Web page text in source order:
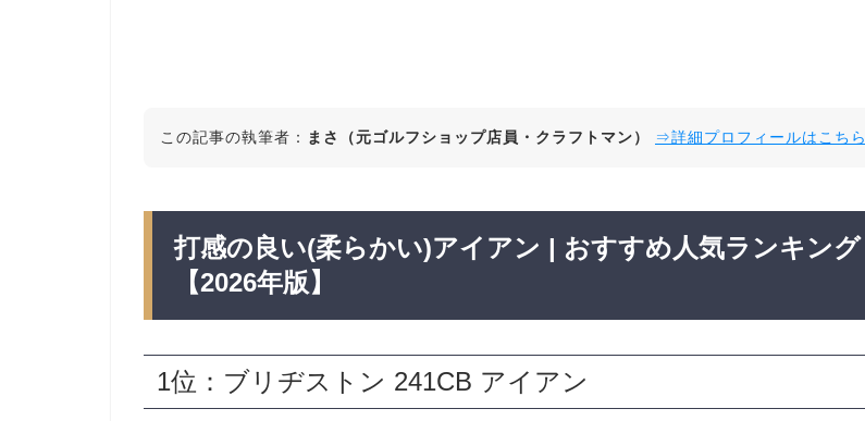
この記事の執筆者： まさ（元ゴルフショップ店員・クラフトマン） ⇒詳細プロフィールはこちら
打感の良い(柔らかい)アイアン | おすすめ人気ランキング
【2026年版】
1位：ブリヂストン 241CB アイアン